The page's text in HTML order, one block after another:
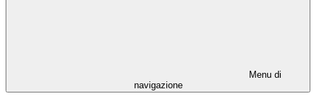
Menu di
navigazione